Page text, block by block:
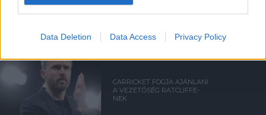
Data Deletion Data Access Privacy Policy
CARRICKET FOGJA AJÁNLANI
A VEZETŐSÉG RATCLIFFE-
NEK